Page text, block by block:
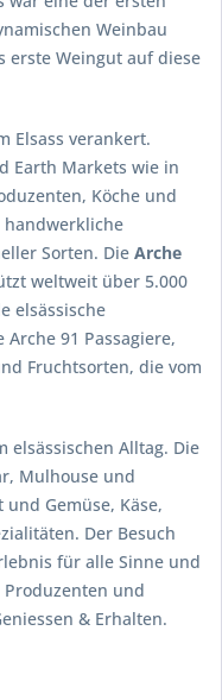
Weinbau
erste Weingut auf diese
Elsass verankert.
Earth Markets wie in
Köche und
handwerkliche
Sorten. Die Arche
weltweit über 5.000
elsässische
91 Passagiere,
Fruchtsorten, die vom
elsässischen Alltag. Die
Mulhouse und
Gemüse, Käse,
Der Besuch
für alle Sinne und
und
& Erhalten.